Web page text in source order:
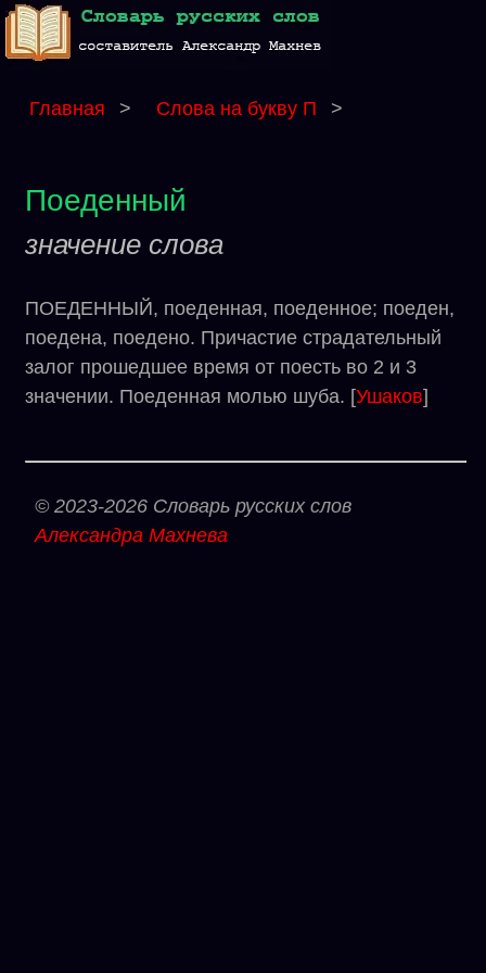
Главная > Слова на букву П >
Поеденный
значение слова
ПОЕДЕННЫЙ, поеденная, поеденное; поеден,
поедена, поедено. Причастие страдательный
залог прошедшее время от поесть во 2 и 3
значении. Поеденная молью шуба. [Ушаков]
© 2023-2026 Словарь русских слов
Александра Махнева